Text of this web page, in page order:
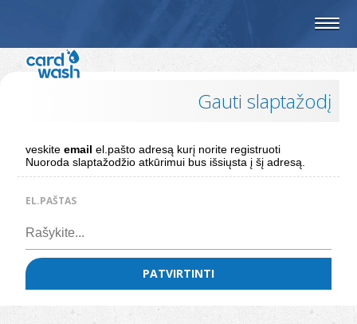
Gauti slaptažodį
veskiteemail el.pašto adresą kurį norite registruoti
Nuoroda slaptažodžio atkūrimui bus išsiųsta į šį adresą.
EL.PAŠTAS
PATVIRTINTI